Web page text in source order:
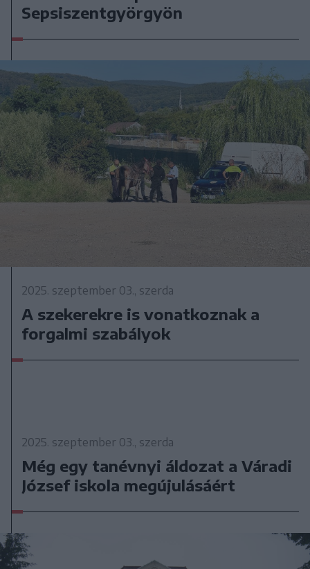
Sepsiszentgyörgyön
2025. szeptember 03., szerda
A szekerekre is vonatkoznak a
forgalmi szabályok
2025. szeptember 03., szerda
Még egy tanévnyi áldozat a Váradi
József iskola megújulásáért